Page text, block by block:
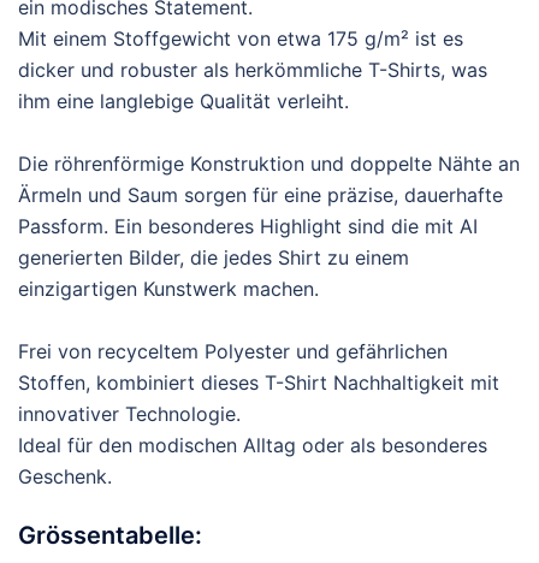
ein modisches Statement.
Mit einem Stoffgewicht von etwa 175 g/m² ist es
dicker und robuster als herkömmliche T-Shirts, was
ihm eine langlebige Qualität verleiht.
Die röhrenförmige Konstruktion und doppelte Nähte an
Ärmeln und Saum sorgen für eine präzise, dauerhafte
Passform. Ein besonderes Highlight sind die mit AI
generierten Bilder, die jedes Shirt zu einem
einzigartigen Kunstwerk machen.
Frei von recyceltem Polyester und gefährlichen
Stoffen, kombiniert dieses T-Shirt Nachhaltigkeit mit
innovativer Technologie.
Ideal für den modischen Alltag oder als besonderes
Geschenk.
Grössentabelle: